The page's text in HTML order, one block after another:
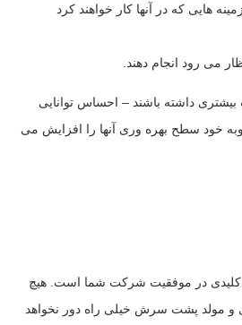
هایی که در آنها کار خواهند کرد
می رود انجام دهند.
بیشتری داشته باشند – احساس توانایی
خود سطح بهره وری آنها را افزایش می
کلیدی در موفقیت شرکت شما است. هیچ
و مولد پشت سرش خیلی راه دور نخواهد